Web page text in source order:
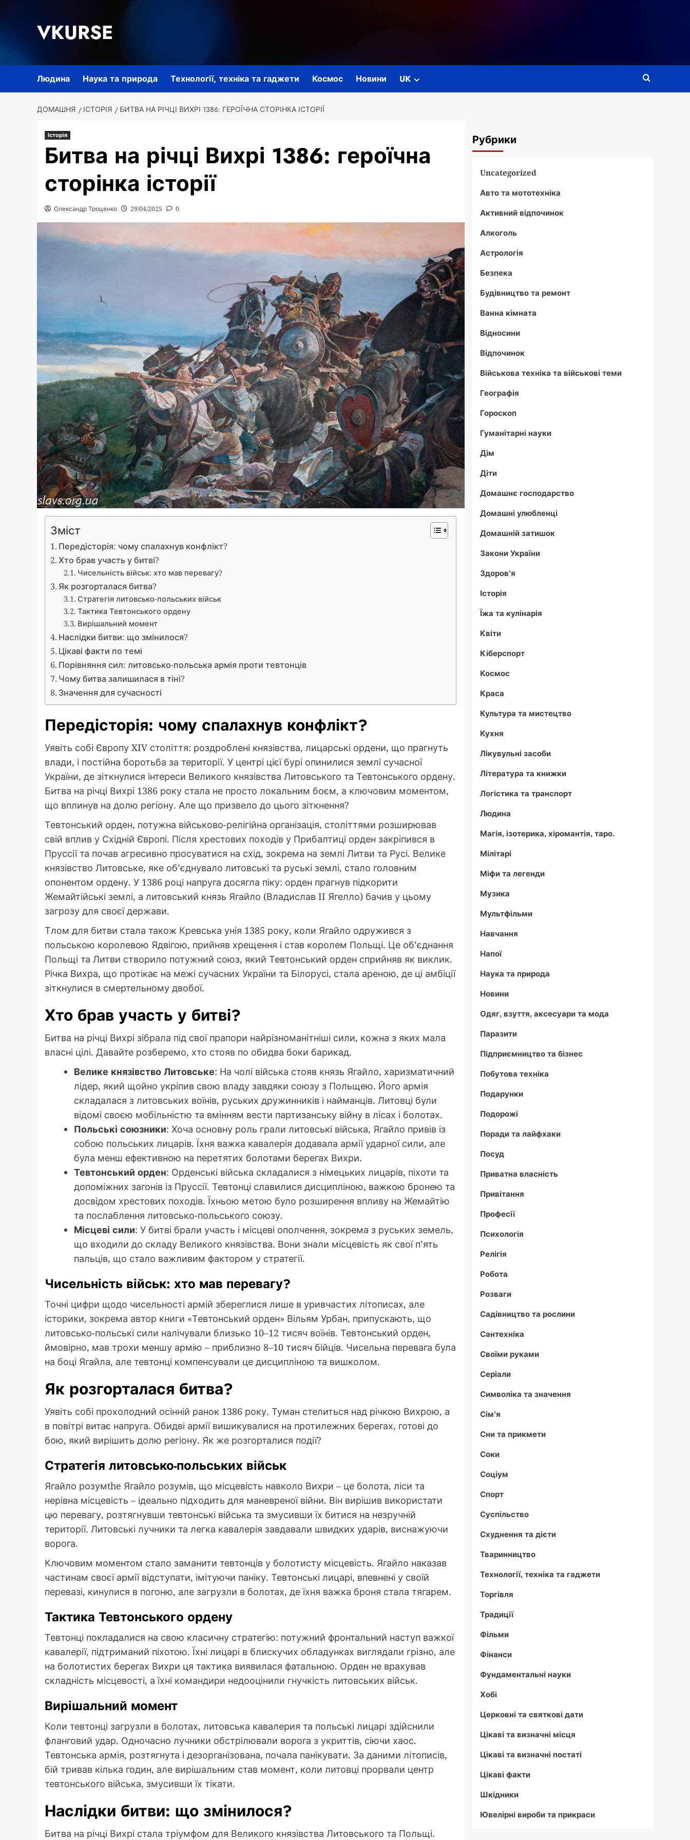
VKURSE
Людина Наука та природа Технології, техніка та гаджети Космос Новини UK
ДОМАШНЯ ІСТОРІЯ БИТВА НА РІЧЦІ ВИХРІ 1386: ГЕРОЇЧНА СТОРІНКА ІСТОРІЇ
Історія
Битва на річці Вихрі 1386: героїчна
сторінка історії
Олександр Троценко 29/04/2025 0
Зміст
Передісторія: чому спалахнув конфлікт?
Хто брав участь у битві?
Чисельність військ: хто мав перевагу?
Як розгорталася битва?
Стратегія литовсько-польських військ
Тактика Тевтонського ордену
Вирішальний момент
Наслідки битви: що змінилося?
Цікаві факти по темі
Порівняння сил: литовсько-польська армія проти тевтонців
Чому битва залишилася в тіні?
Значення для сучасності
Передісторія: чому спалахнув конфлікт?
Уявіть собі Європу XIV століття: роздроблені князівства, лицарські ордени, що прагнуть
влади, і постійна боротьба за території. У центрі цієї бурі опинилися землі сучасної
України, де зіткнулися інтереси Великого князівства Литовського та Тевтонського ордену.
Битва на річці Вихрі 1386 року стала не просто локальним боєм, а ключовим моментом,
що вплинув на долю регіону. Але що призвело до цього зіткнення?
Тевтонський орден, потужна військово-релігійна організація, століттями розширював
свій вплив у Східній Європі. Після хрестових походів у Прибалтиці орден закріпився в
Пруссії та почав агресивно просуватися на схід, зокрема на землі Литви та Русі. Велике
князівство Литовське, яке об’єднувало литовські та руські землі, стало головним
опонентом ордену. У 1386 році напруга досягла піку: орден прагнув підкорити
Жемайтійські землі, а литовський князь Ягайло (Владислав II Ягелло) бачив у цьому
загрозу для своєї держави.
Тлом для битви стала також Кревська унія 1385 року, коли Ягайло одружився з
польською королевою Ядвігою, прийняв хрещення і став королем Польщі. Це об’єднання
Польщі та Литви створило потужний союз, який Тевтонський орден сприйняв як виклик.
Річка Вихра, що протікає на межі сучасних України та Білорусі, стала ареною, де ці амбіції
зіткнулися в смертельному двобої.
Хто брав участь у битві?
Битва на річці Вихрі зібрала під свої прапори найрізноманітніші сили, кожна з яких мала
власні цілі. Давайте розберемо, хто стояв по обидва боки барикад.
Велике князівство Литовське: На чолі війська стояв князь Ягайло, харизматичний
лідер, який щойно укріпив свою владу завдяки союзу з Польщею. Його армія
складалася з литовських воїнів, руських дружинників і найманців. Литовці були
відомі своєю мобільністю та вмінням вести партизанську війну в лісах і болотах.
Польські союзники: Хоча основну роль грали литовські війська, Ягайло привів із
собою польських лицарів. Їхня важка кавалерія додавала армії ударної сили, але
була менш ефективною на перетятих болотами берегах Вихри.
Тевтонський орден: Орденські війська складалися з німецьких лицарів, піхоти та
допоміжних загонів із Пруссії. Тевтонці славилися дисципліною, важкою бронею та
досвідом хрестових походів. Їхньою метою було розширення впливу на Жемайтію
та послаблення литовсько-польського союзу.
Місцеві сили: У битві брали участь і місцеві ополчення, зокрема з руських земель,
що входили до складу Великого князівства. Вони знали місцевість як свої п’ять
пальців, що стало важливим фактором у стратегії.
Чисельність військ: хто мав перевагу?
Точні цифри щодо чисельності армій збереглися лише в уривчастих літописах, але
історики, зокрема автор книги «Тевтонський орден» Вільям Урбан, припускають, що
литовсько-польські сили налічували близько 10–12 тисяч воїнів. Тевтонський орден,
ймовірно, мав трохи меншу армію – приблизно 8–10 тисяч бійців. Чисельна перевага була
на боці Ягайла, але тевтонці компенсували це дисципліною та вишколом.
Як розгорталася битва?
Уявіть собі прохолодний осінній ранок 1386 року. Туман стелиться над річкою Вихрою, а
в повітрі витає напруга. Обидві армії вишикувалися на протилежних берегах, готові до
бою, який вирішить долю регіону. Як же розгорталися події?
Стратегія литовсько-польських військ
Ягайло розумthe Ягайло розумів, що місцевість навколо Вихри – це болота, ліси та
нерівна місцевість – ідеально підходить для маневреної війни. Він вирішив використати
цю перевагу, розтягнувши тевтонські війська та змусивши їх битися на незручній
території. Литовські лучники та легка кавалерія завдавали швидких ударів, виснажуючи
ворога.
Ключовим моментом стало заманити тевтонців у болотисту місцевість. Ягайло наказав
частинам своєї армії відступати, імітуючи паніку. Тевтонські лицарі, впевнені у своїй
перевазі, кинулися в погоню, але загрузли в болотах, де їхня важка броня стала тягарем.
Тактика Тевтонського ордену
Тевтонці покладалися на свою класичну стратегію: потужний фронтальний наступ важкої
кавалерії, підтриманий піхотою. Їхні лицарі в блискучих обладунках виглядали грізно, але
на болотистих берегах Вихри ця тактика виявилася фатальною. Орден не врахував
складність місцевості, а їхні командири недооцінили гнучкість литовських військ.
Вирішальний момент
Коли тевтонці загрузли в болотах, литовська кавалерия та польські лицарі здійснили
фланговий удар. Одночасно лучники обстрілювали ворога з укриттів, сіючи хаос.
Тевтонська армія, розтягнута і дезорганізована, почала панікувати. За даними літописів,
бій тривав кілька годин, але вирішальним став момент, коли литовці прорвали центр
тевтонського війська, змусивши їх тікати.
Наслідки битви: що змінилося?
Битва на річці Вихрі стала тріумфом для Великого князівства Литовського та Польщі.
Рубрики
Uncategorized
Авто та мототехніка
Активний відпочинок
Алкоголь
Астрологія
Безпека
Будівництво та ремонт
Ванна кімната
Відносини
Відпочинок
Військова техніка та військові теми
Географія
Гороскоп
Гуманітарні науки
Дім
Діти
Домашнє господарство
Домашні улюбленці
Домашній затишок
Закони України
Здоров'я
Історія
Їжа та кулінарія
Квіти
Кіберспорт
Космос
Краса
Культура та мистецтво
Кухня
Лікувульні засоби
Література та книжки
Логістика та транспорт
Людина
Магія, ізотерика, хіромантія, таро.
Мілітарі
Міфи та легенди
Музика
Мультфільми
Навчання
Напої
Наука та природа
Новини
Одяг, взуття, аксесуари та мода
Паразити
Підприємництво та бізнес
Побутова техніка
Подарунки
Подорожі
Поради та лайфхаки
Посуд
Приватна власність
Привітання
Професії
Психологія
Релігія
Робота
Розваги
Садівництво та рослини
Сантехніка
Своїми руками
Серіали
Символіка та значення
Сім'я
Сни та прикмети
Соки
Соціум
Спорт
Суспільство
Схуднення та дієти
Тваринництво
Технології, техніка та гаджети
Торгівля
Традиції
Фільми
Фінанси
Фундаментальні науки
Хобі
Церковні та святкові дати
Цікаві та визначні місця
Цікаві та визначні постаті
Цікаві факти
Шкідники
Ювелірні вироби та прикраси